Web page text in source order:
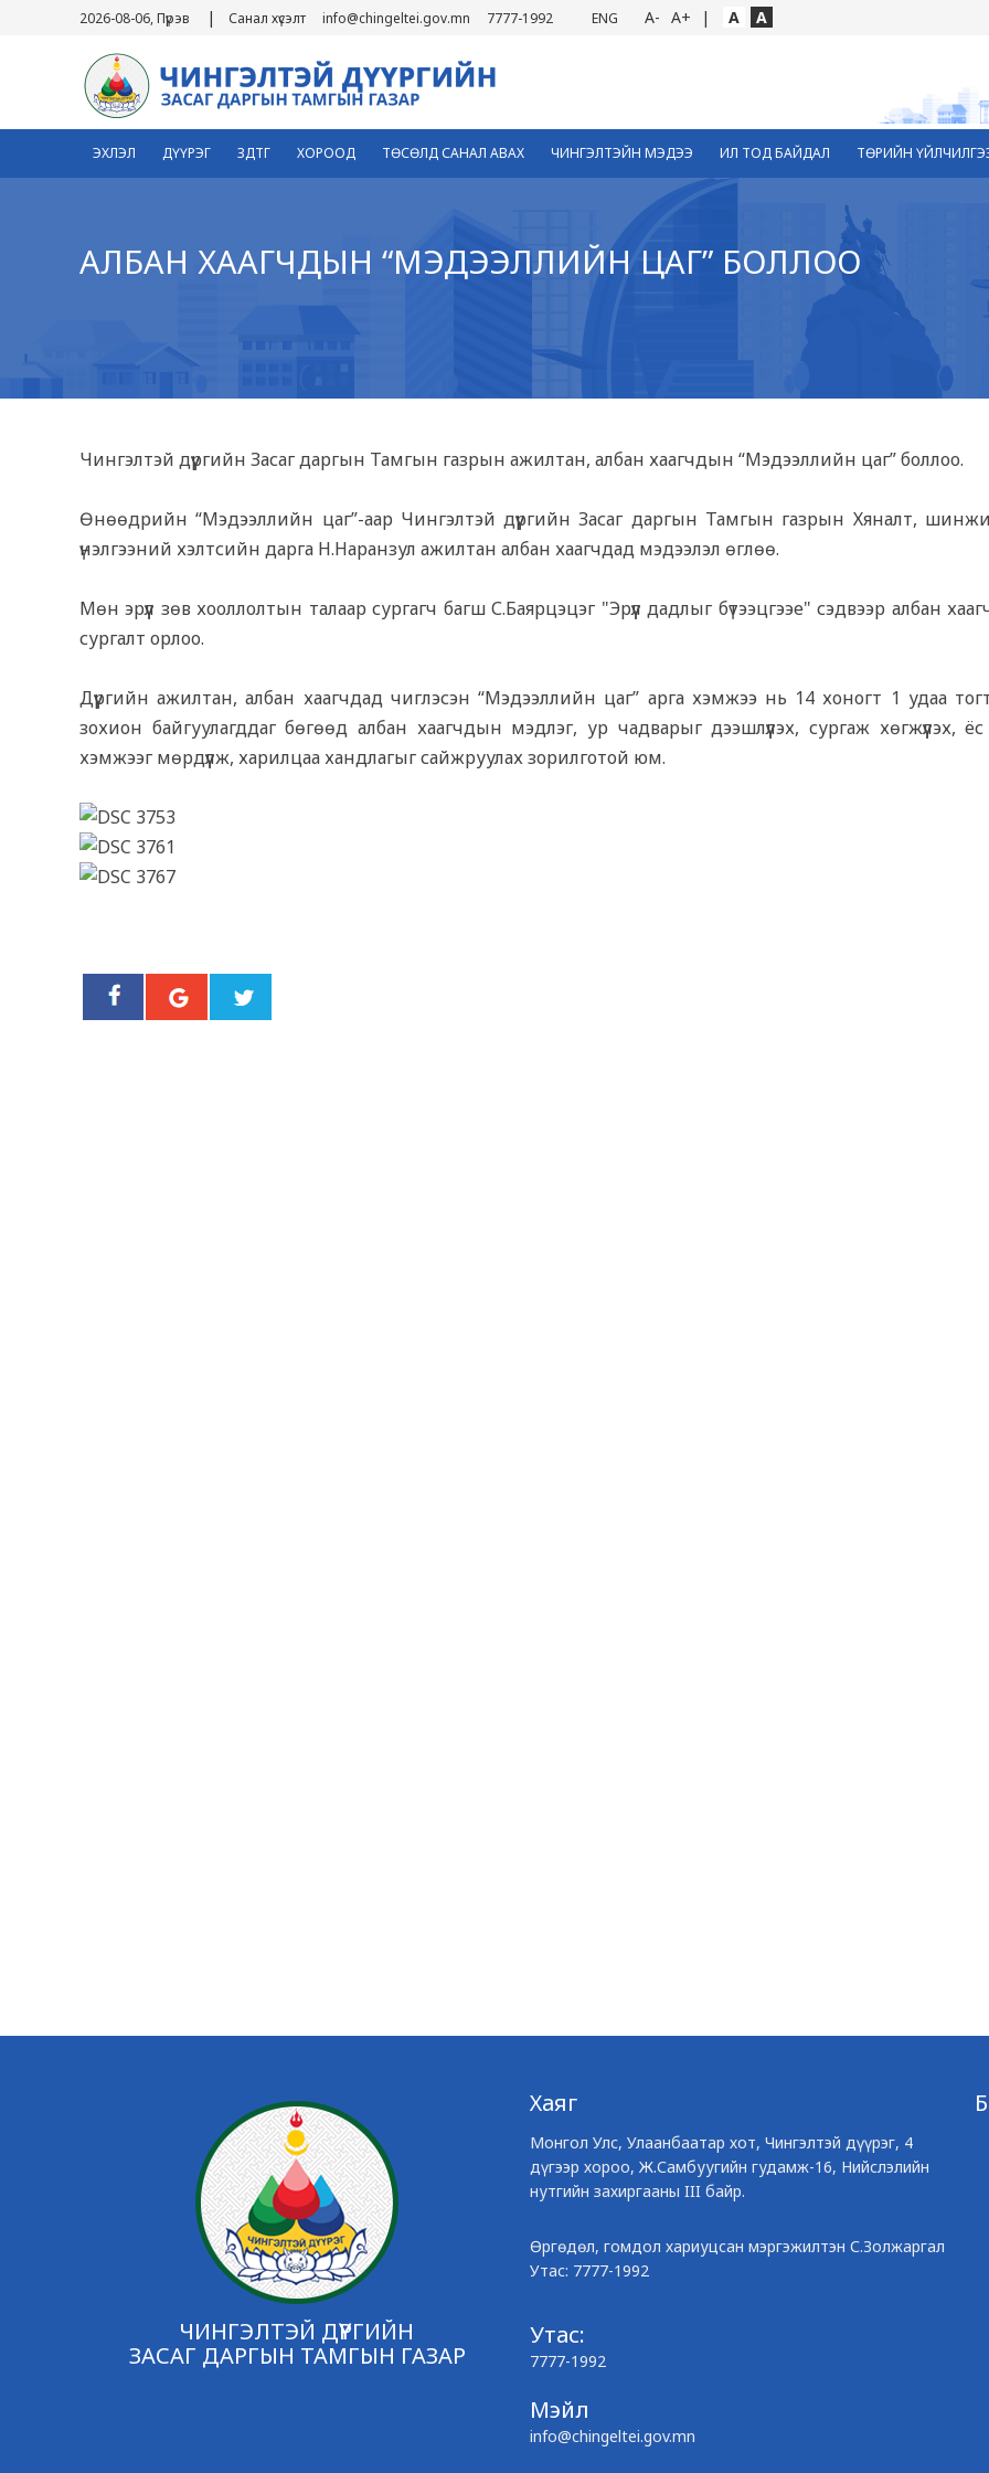
2026-08-06, Пүрэв | Санал хүсэлт info@chingeltei.gov.mn 7777-1992 ENG A- A+ | A A
ЭХЛЭЛ ДҮҮРЭГ ЗДТГ ХОРООД ТӨСӨЛД САНАЛ АВАХ ЧИНГЭЛТЭЙН МЭДЭЭ ИЛ ТОД БАЙДАЛ ТӨРИЙН
АЛБАН ХААГЧДЫН “МЭДЭЭЛЛИЙН ЦАГ” БОЛЛОО
Чингэлтэй дүүргийн Засаг даргын Тамгын газрын ажилтан, албан хаагчдын “Мэдээллийн цаг” боллоо.
Өнөөдрийн “Мэдээллийн цаг”-аар Чингэлтэй дүүргийн Засаг даргын Тамгын газрын Хяналт,
үнэлгээний хэлтсийн дарга Н.Наранзул ажилтан албан хаагчдад мэдээлэл өглөө.
Мөн эрүүл зөв хооллолтын талаар сургагч багш С.Баярцэцэг "Эрүүл дадлыг бүтээцгээе" сэдвээр албан
сургалт орлоо.
Дүүргийн ажилтан, албан хаагчдад чиглэсэн “Мэдээллийн цаг” арга хэмжээ нь 14 хоногт 1 удаа
зохион байгуулагддаг бөгөөд албан хаагчдын мэдлэг, ур чадварыг дээшлүүлэх, сургаж хөгжүүлэх, ёс
хэмжээг мөрдүүлж, харилцаа хандлагыг сайжруулах зорилготой юм.
ЧИНГЭЛТЭЙ ДҮҮРГИЙН
ЗАСАГ ДАРГЫН ТАМГЫН ГАЗАР
Хаяг
Монгол Улс, Улаанбаатар хот, Чингэлтэй дүүрэг, 4
дүгээр хороо, Ж.Самбуугийн гудамж-16, Нийслэлийн
нутгийн захиргааны III байр.
Өргөдөл, гомдол хариуцсан мэргэжилтэн С.Золжаргал
Утас: 7777-1992
Утас:
7777-1992
Мэйл
info@chingeltei.gov.mn